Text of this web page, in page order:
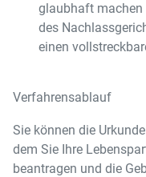
glaubhaft machen
des
einen
Verfahrensablauf
Sie können die
dem Sie Ihre
beantragen und die